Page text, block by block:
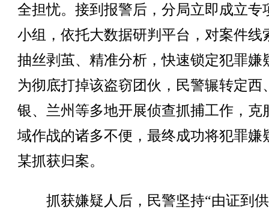
全担忧。接到报警后，分局立即成立专
小组，依托大数据研判平台，对案件线
抽丝剥茧、精准分析，快速锁定犯罪嫌
为彻底打掉该盗窃团伙，民警辗转定西
银、兰州等多地开展侦查抓捕工作，克
域作战的诸多不便，最终成功将犯罪嫌
某抓获归案。
抓获嫌疑人后，民警坚持“由证到